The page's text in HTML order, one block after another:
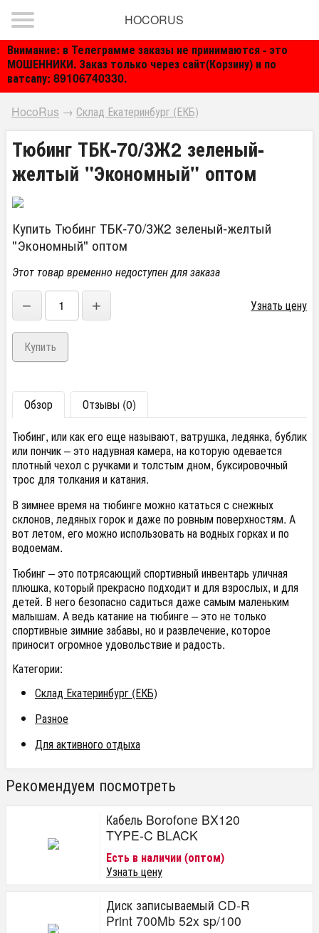
Внимание: в Телеграмме заказы не принимаются - это
МОШЕННИКИ. Заказ только через сайт(Корзину) и по
ватсапу: 89106740330.
HOCORUS
HocoRus → Склад Екатеринбург (ЕКБ)
Тюбинг ТБК-70/ЗЖ2 зеленый-
желтый "Экономный" оптом
Купить Тюбинг ТБК-70/ЗЖ2 зеленый-желтый
"Экономный" оптом
Этот товар временно недоступен для заказа
− + Узнать цену
Обзор
Отзывы (0)
Тюбинг, или как его еще называют, ватрушка, ледянка, бублик
или пончик – это надувная камера, на которую одевается
плотный чехол с ручками и толстым дном, буксировочный
трос для толкания и катания.
В зимнее время на тюбинге можно кататься с снежных
склонов, ледяных горок и даже по ровным поверхностям. А
вот летом, его можно использовать на водных горках и по
водоемам.
Тюбинг – это потрясающий спортивный инвентарь уличная
плюшка, который прекрасно подходит и для взрослых, и для
детей. В него безопасно садиться даже самым маленьким
малышам. А ведь катание на тюбинге – это не только
спортивные зимние забавы, но и развлечение, которое
приносит огромное удовольствие и радость.
Категории:
Склад Екатеринбург (ЕКБ)
Разное
Для активного отдыха
Рекомендуем посмотреть
Кабель Borofone BX120
TYPE-C BLACK
Есть в наличии (оптом)
Узнать цену
Диск записываемый CD-R
Print 700Mb 52x sp/100